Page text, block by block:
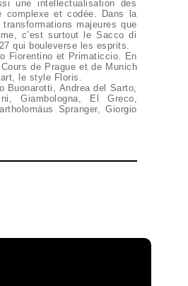
une intellectualisation des
complexe et codée. Dans la
majeures que
c’est surtout le Sacco di
qui bouleverse les esprits.
Fiorentino et Primaticcio. En
de Prague et de Munich
le style Floris.
Buonarotti, Andrea del Sarto,
Giambologna, El Greco,
Spranger, Giorgio